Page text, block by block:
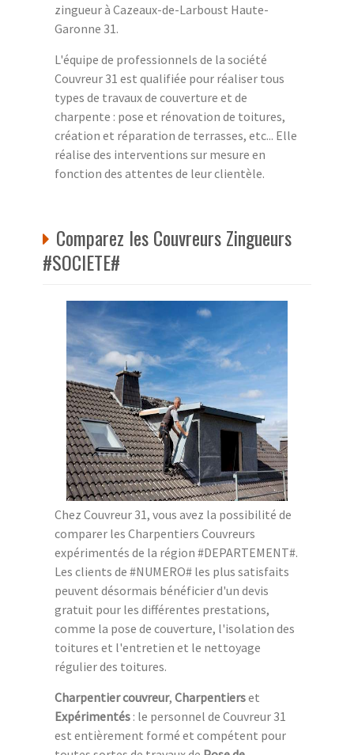
zingueur à Cazeaux-de-Larboust Haute-
Garonne 31.
L'équipe de professionnels de la société
Couvreur 31 est qualifiée pour réaliser tous
types de travaux de couverture et de
charpente : pose et rénovation de toitures,
création et réparation de terrasses, etc... Elle
réalise des interventions sur mesure en
fonction des attentes de leur clientèle.
Comparez les Couvreurs Zingueurs
#SOCIETE#
Chez Couvreur 31, vous avez la possibilité de
comparer les Charpentiers Couvreurs
expérimentés de la région #DEPARTEMENT#.
Les clients de #NUMERO# les plus satisfaits
peuvent désormais bénéficier d'un devis
gratuit pour les différentes prestations,
comme la pose de couverture, l'isolation des
toitures et l'entretien et le nettoyage
régulier des toitures.
Charpentier couvreur, Charpentierset
Expérimentés : le personnel de Couvreur 31
est entièrement formé et compétent pour